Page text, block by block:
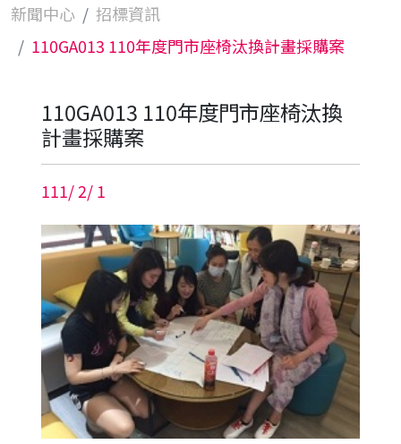
新聞中心
招標資訊
110GA013 110年度門市座椅汰換計畫採購案
110GA013 110年度門市座椅汰換
計畫採購案
111/2/1